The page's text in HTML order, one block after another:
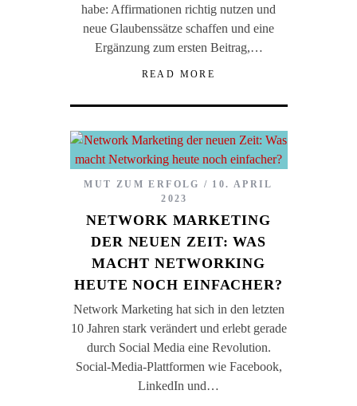
habe: Affirmationen richtig nutzen und
neue Glaubenssätze schaffen und eine
Ergänzung zum ersten Beitrag,…
READ MORE
MUT ZUM ERFOLG
10. APRIL
2023
NETWORK MARKETING
DER NEUEN ZEIT: WAS
MACHT NETWORKING
HEUTE NOCH EINFACHER?
Network Marketing hat sich in den letzten
10 Jahren stark verändert und erlebt gerade
durch Social Media eine Revolution.
Social-Media-Plattformen wie Facebook,
LinkedIn und…